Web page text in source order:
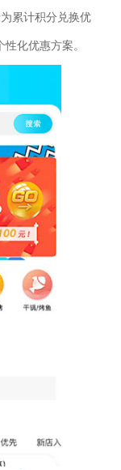
累计积分兑换优
化优惠方案。